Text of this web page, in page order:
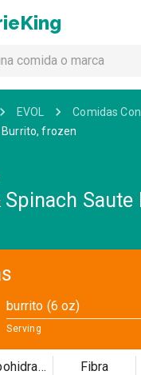
EVOL
Comidas
frozen
Spinach
burrito (6 oz)
Serving
Carbohidratos Fibra